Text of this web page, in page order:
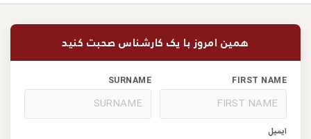
همین امروز با یک کارشناس صحبت کنید
FIRST NAME
SURNAME
ایمیل